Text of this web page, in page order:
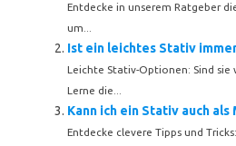
Entdecke in unserem Ratgeber
um...
Ist ein leichtes Stativ
Leichte Stativ-Optionen: Sind sie
Lerne die...
Kann ich ein Stativ auch
Entdecke clevere Tipps und